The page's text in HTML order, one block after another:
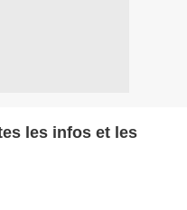
les infos et les